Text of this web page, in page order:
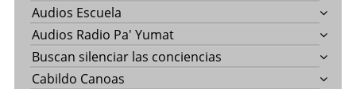
Audios Escuela
Audios Radio Pa' Yumat
Buscan silenciar las conciencias
Cabildo Canoas